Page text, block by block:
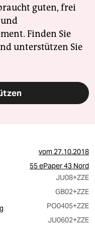
guten, frei
Finden Sie
unterstützen Sie
vom27.10.2018
55 ePaper 43 Nord
JU08+ZZE
GB02+ZZE
PO0405+ZZE
JU0602+ZZE